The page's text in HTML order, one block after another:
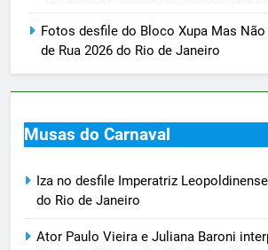
Fotos desfile do Bloco Xupa Mas Não
de Rua 2026 do Rio de Janeiro
Musas do Carnaval
Iza no desfile Imperatriz
do Rio de Janeiro
Ator Paulo Vieira e Juliana Baroni